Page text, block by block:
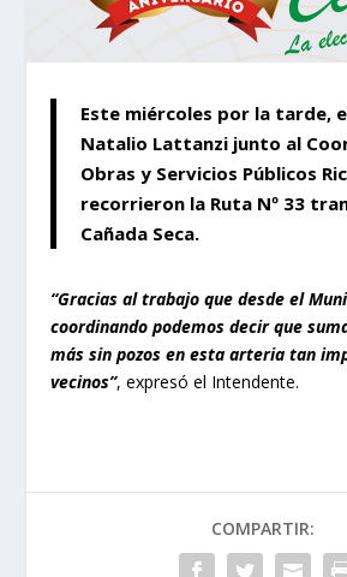
Este miércoles por la tarde,
Natalio Lattanzi junto al
Obras y Servicios Públicos
recorrieron la Ruta Nº 33
Cañada Seca.
“Gracias al trabajo que desde el
coordinando podemos decir que
más sin pozos en esta arteria tan
vecinos”, expresó el Intendente.
COMPARTIR: